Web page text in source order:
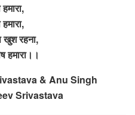
हमारा,
हमारा,
खुश रहना,
हमारा।।
& Anu Singh
Srivastava